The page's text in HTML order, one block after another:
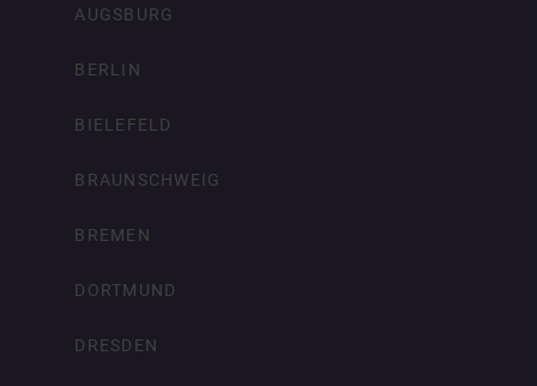
AUGSBURG
BERLIN
BIELEFELD
BRAUNSCHWEIG
BREMEN
DORTMUND
DRESDEN